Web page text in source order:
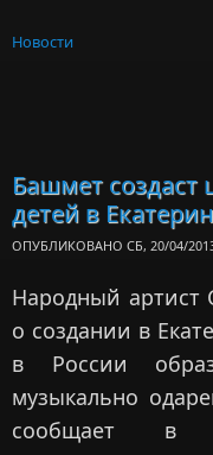
Новости
Башмет создаст
детей в
ОПУБЛИКОВАНО СБ, 20/04/
Народный
о создании в
в России
музыкально
сообщает в